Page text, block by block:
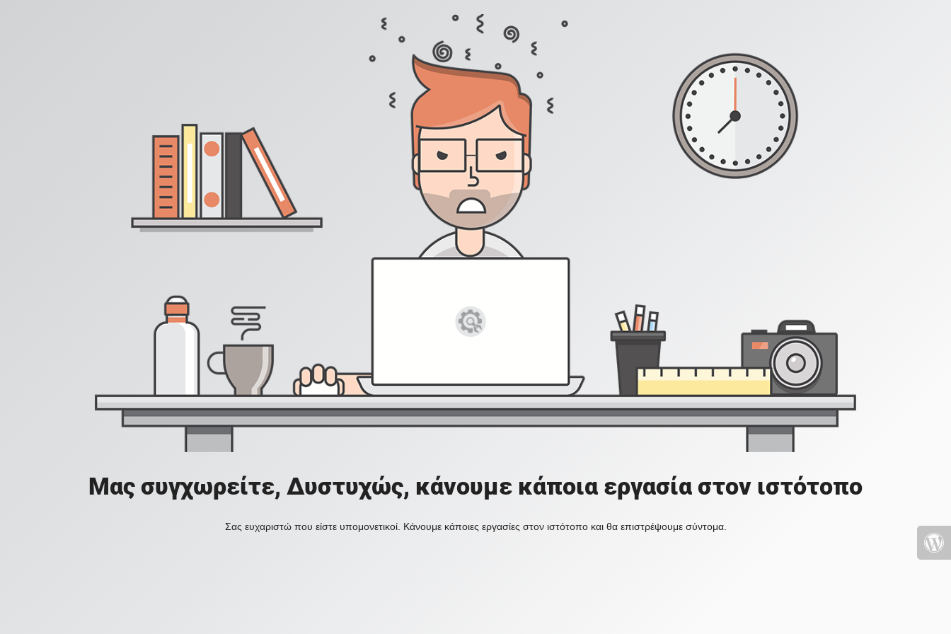
Μας συγχωρείτε, Δυστυχώς, κάνουμε κάποια εργασία στον ιστότοπο
Σας ευχαριστώ που είστε υπομονετικοί. Κάνουμε κάποιες εργασίες στον ιστότοπο και θα επιστρέψουμε σύντομα.